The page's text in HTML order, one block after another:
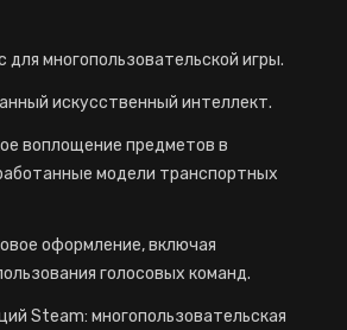
многопользовательской игры.
искусственный интеллект.
воплощение предметов в
модели транспортных
оформление, включая
голосовых команд.
Steam: многопользовательская